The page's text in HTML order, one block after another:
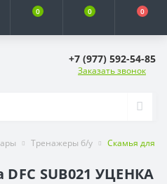
0 0 0
+7 (977) 592-54-85
Заказать звонок
Тренажеры б/у Скамья для
SUB021 УЦЕНКА